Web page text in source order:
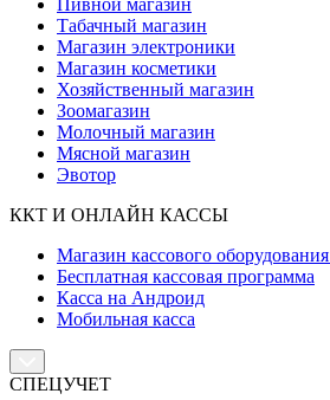
Пивной магазин
Табачный магазин
Магазин электроники
Магазин косметики
Хозяйственный магазин
Зоомагазин
Молочный магазин
Мясной магазин
Эвотор
ККТ И ОНЛАЙН КАССЫ
Магазин кассового оборудования
Бесплатная кассовая программа
Касса на Андроид
Мобильная касса
СПЕЦУЧЕТ